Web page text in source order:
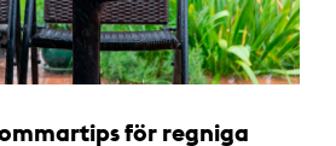
för regniga